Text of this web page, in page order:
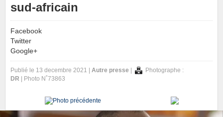
sud-africain
Facebook
Twitter
Google+
Publié le 13 decembre 2021 | Autre presse
Photographe :
DR | Photo N˚73863